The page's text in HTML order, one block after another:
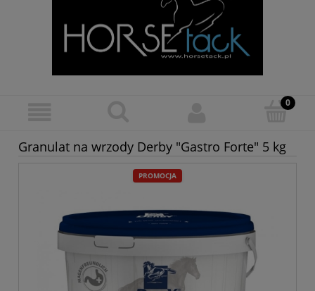
Granulat na wrzody Derby "Gastro Forte" 5 kg
PROMOCJA